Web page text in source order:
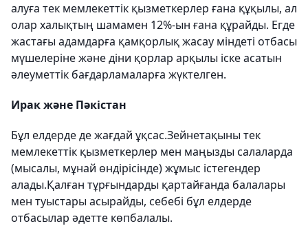
алуға тек мемлекеттік қызметкерлер ғана құқылы, ал
олар халықтың шамамен 12%-ын ғана құрайды. Егде
жастағы адамдарға қамқорлық жасау міндеті отбасы
мүшелеріне және діни қорлар арқылы іске асатын
әлеуметтік бағдарламаларға жүктелген.
Ирак және Пәкістан
Бұл елдерде де жағдай ұқсас.Зейнетақыны тек
мемлекеттік қызметкерлер мен маңызды салаларда
(мысалы, мұнай өндірісінде) жұмыс істегендер
алады.Қалған тұрғындарды қартайғанда балалары
мен туыстары асырайды, себебі бұл елдерде
отбасылар әдетте көпбалалы.